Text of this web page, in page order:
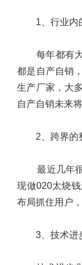
1、行业内
每年都有大
都是自产自销
生产厂家，大
自产自销未来
2、跨界的
最近几年很
现做020太烧
布局抓住用户
3、技术进